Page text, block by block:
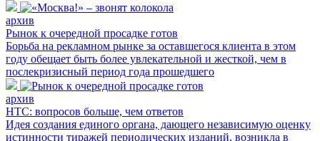
архив
Рынок к очередной просадке готов
Борьба на рекламном рынке за оставшегося клиента в этом
году обещает быть более увлекательной и жесткой, чем в
послекризисный период года прошедшего
архив
НТС: вопросов больше, чем ответов
Идея создания единого органа, дающего независимую оценку
истинности тиражей периодических изданий, возникла в